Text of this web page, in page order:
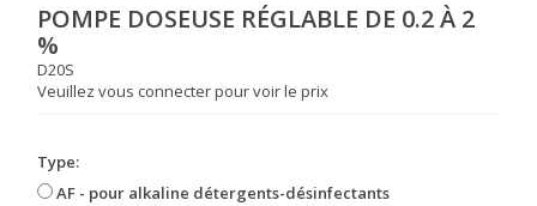
POMPE DOSEUSE RÉGLABLE DE 0.2 À 2
%
D20S
Veuillez vous connecter pour voir le prix
Type:
AF - pour alkaline détergents-désinfectants